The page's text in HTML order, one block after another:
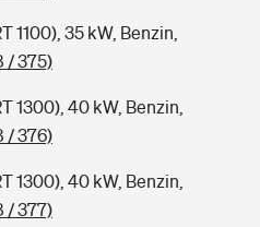
für deine Kids
1100), 35 kW, Benzin,
/ 375)
1300), 40 kW, Benzin,
/ 376)
1300), 40 kW, Benzin,
/ 377)